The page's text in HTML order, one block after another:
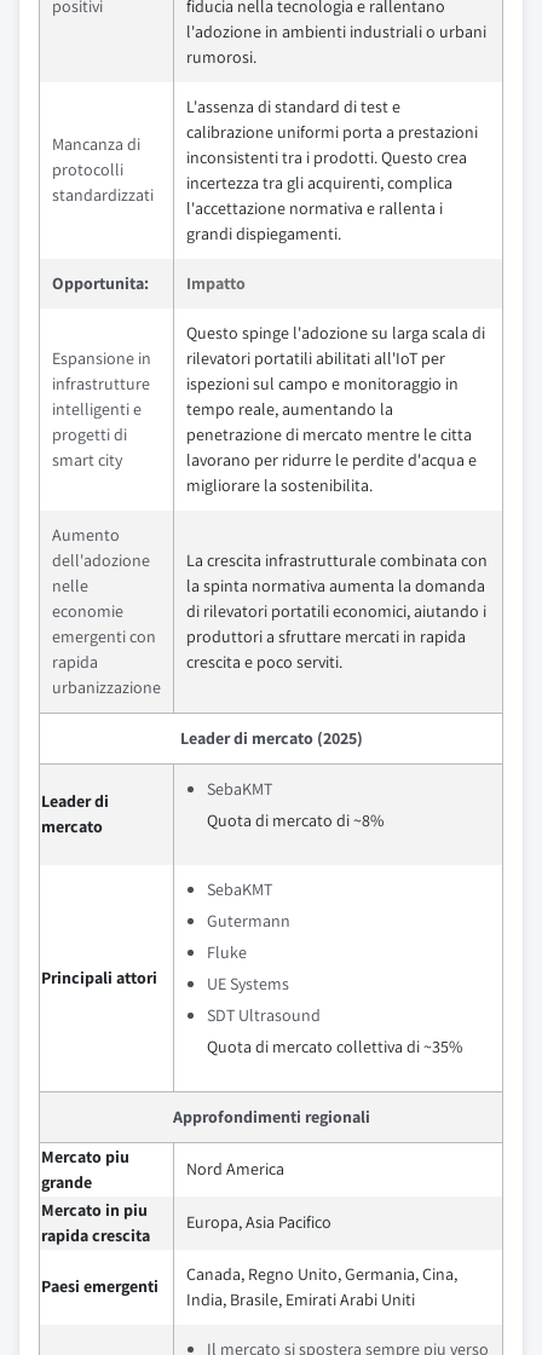
positivi
fiducia nella tecnologia e rallentano
l'adozione in ambienti industriali o urbani
rumorosi.
Mancanza di
protocolli
standardizzati
L'assenza di standard di test e
calibrazione uniformi porta a prestazioni
inconsistenti tra i prodotti. Questo crea
incertezza tra gli acquirenti, complica
l'accettazione normativa e rallenta i
grandi dispiegamenti.
Opportunita: Impatto
Espansione in
infrastrutture
intelligenti e
progetti di
smart city
Questo spinge l'adozione su larga scala di
rilevatori portatili abilitati all'IoT per
ispezioni sul campo e monitoraggio in
tempo reale, aumentando la
penetrazione di mercato mentre le citta
lavorano per ridurre le perdite d'acqua e
migliorare la sostenibilita.
Aumento
dell'adozione
nelle
economie
emergenti con
rapida
urbanizzazione
La crescita infrastrutturale combinata con
la spinta normativa aumenta la domanda
di rilevatori portatili economici, aiutando i
produttori a sfruttare mercati in rapida
crescita e poco serviti.
Leader di mercato (2025)
Leader di
mercato
SebaKMT
Quota di mercato di ~8%
Principali attori
SebaKMT
Gutermann
Fluke
UE Systems
SDT Ultrasound
Quota di mercato collettiva di ~35%
Approfondimenti regionali
Mercato piu
grande
Nord America
Mercato in piu
rapida crescita
Europa, Asia Pacifico
Paesi emergenti
Canada, Regno Unito, Germania, Cina,
India, Brasile, Emirati Arabi Uniti
Il mercato si spostera sempre piu verso